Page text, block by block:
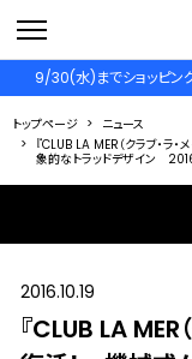
9/30(水)までショッピン
トップページ
ニュース
『CLUB LA MER（クラブ・ラ
象的なトラッドデザイン
2016.10.19
『CLUB LA MER